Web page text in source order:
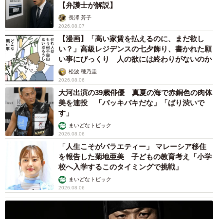
【弁護士が解説】
長澤 芳子
2026.08.07
【漫画】「高い家賃を払えるのに、まだ欲し
い？」高級レジデンスの七夕飾り、書かれた願
い事にびっくり 人の欲には終わりがないのか
松波 穂乃圭
2026.08.06
大河出演の39歳俳優 真夏の海で赤銅色の肉体
美を連投 「バッキバキだな」「ばり渋いで
す」
まいどなトピック
2026.08.06
「人生こそがバラエティー」 マレーシア移住
を報告した菊地亜美 子どもの教育考え「小学
校へ入学するこのタイミングで挑戦」
まいどなトピック
2026.08.06